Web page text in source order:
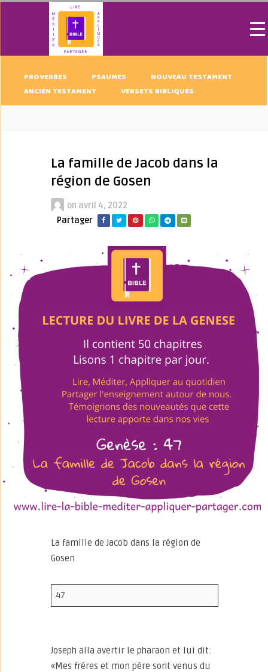
PROVERBES PSAUMES
NOUVEAU TESTAMENT
ANCIEN TESTAMENT
VERSETS BIBLIQUES
La famille de Jacob dans la
région de Gosen
on avril 4, 2022
Partager
La famille de Jacob dans la région de
Gosen
47
Joseph alla avertir le pharaon et lui dit:
«Mes frères et mon père sont venus du